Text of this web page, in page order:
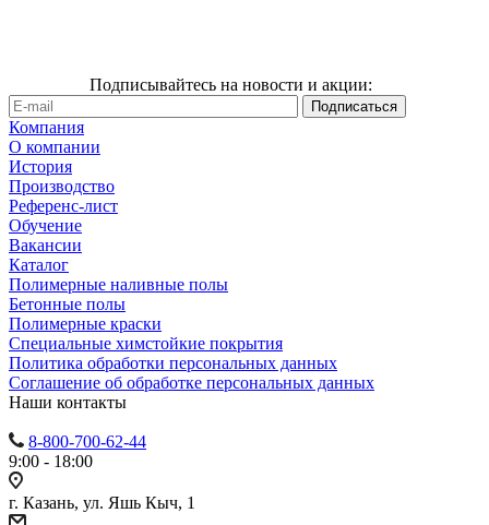
Подписывайтесь на новости и акции:
Компания
О компании
История
Производство
Референс-лист
Обучение
Вакансии
Каталог
Полимерные наливные полы
Бетонные полы
Полимерные краски
Специальные химстойкие покрытия
Политика обработки персональных данных
Cоглашение об обработке персональных данных
Наши контакты
8-800-700-62-44
9:00 - 18:00
г. Казань, ул. Яшь Кыч, 1